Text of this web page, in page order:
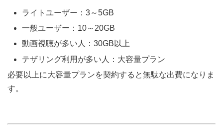
ライトユーザー：3～5GB
一般ユーザー：10～20GB
動画視聴が多い人：30GB以上
テザリング利用が多い人：大容量プラン
必要以上に大容量プランを契約すると無駄な出費になりま
す。